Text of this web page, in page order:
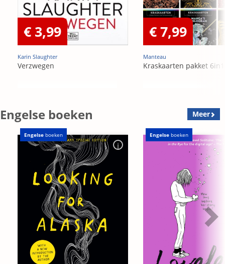
€ 3,99
Karin Slaughter
Verzwegen
€ 7,99
Manteau
Kraskaarten pakket 6in1
Engelse boeken Meer
Engelse boeken Engelse boeken